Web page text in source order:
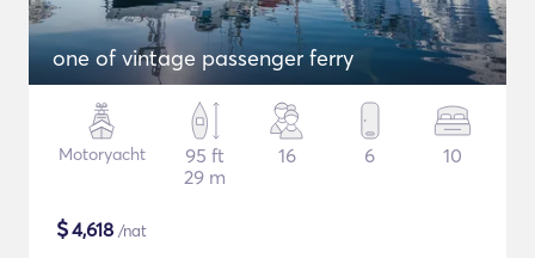
one of vintage passenger ferry
Motoryacht
95 ft
29 m
16 6 10
$4,618 /nat